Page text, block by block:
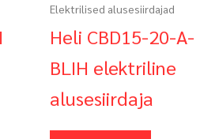
Elektrilised alusesiirdajad
Heli CBD15-20-A-
BLIH elektriline
alusesiirdaja